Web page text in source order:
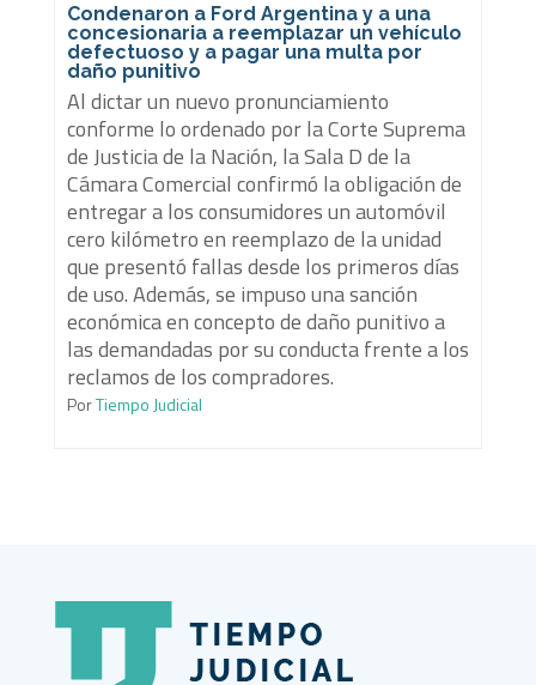
Condenaron a Ford Argentina y a una
concesionaria a reemplazar un vehículo
defectuoso y a pagar una multa por
daño punitivo
Al dictar un nuevo pronunciamiento
conforme lo ordenado por la Corte Suprema
de Justicia de la Nación, la Sala D de la
Cámara Comercial confirmó la obligación de
entregar a los consumidores un automóvil
cero kilómetro en reemplazo de la unidad
que presentó fallas desde los primeros días
de uso. Además, se impuso una sanción
económica en concepto de daño punitivo a
las demandadas por su conducta frente a los
reclamos de los compradores.
PorTiempo Judicial